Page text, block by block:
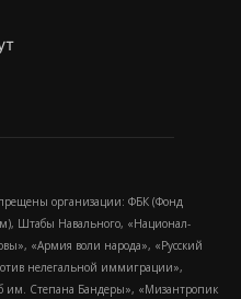
организации: ФБК (Фонд
Штабы Навального, «Национал-
«Армия воли народа», «Русский
нелегальной иммиграции»,
им. Степана Бандеры», «Мизантропик